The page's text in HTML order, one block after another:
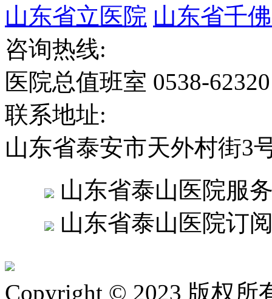
山东省立医院 山东省千
咨询热线:
医院总值班室 0538-
联系地址:
山东省泰安市天外村街3
山东省泰山医院服
山东省泰山医院订
Copyright © 2023 版权